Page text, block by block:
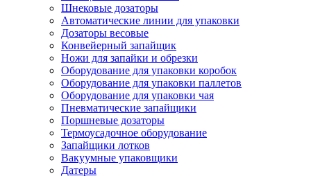
Шнековые дозаторы
Автоматические линии для упаковки
Дозаторы весовые
Конвейерный запайщик
Ножи для запайки и обрезки
Оборудование для упаковки коробок
Оборудование для упаковки паллетов
Оборудование для упаковки чая
Пневматические запайщики
Поршневые дозаторы
Термоусадочное оборудование
Запайщики лотков
Вакуумные упаковщики
Датеры